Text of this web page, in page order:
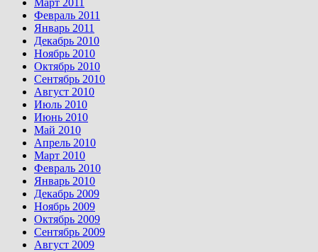
Март 2011
Февраль 2011
Январь 2011
Декабрь 2010
Ноябрь 2010
Октябрь 2010
Сентябрь 2010
Август 2010
Июль 2010
Июнь 2010
Май 2010
Апрель 2010
Март 2010
Февраль 2010
Январь 2010
Декабрь 2009
Ноябрь 2009
Октябрь 2009
Сентябрь 2009
Август 2009